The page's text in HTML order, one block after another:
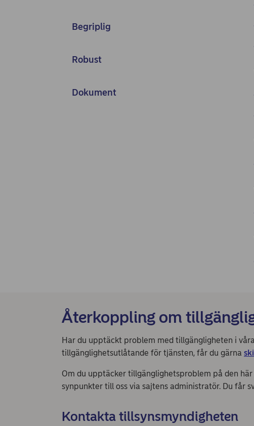
Begriplig
Robust
Dokument
Återkoppling om
Har du upptäckt problem med tillgängligheten i
tillgänglighetsutlåtande för tjänsten, får du gärna
Om du upptäcker tillgänglighetsproblem på den
synpunkter till oss via sajtens administratör. Du får
Kontakta tillsynsmyndigheten